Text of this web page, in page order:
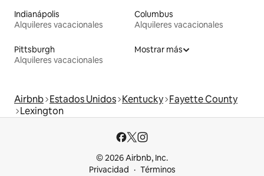
Indianápolis
Alquileres vacacionales
Columbus
Alquileres vacacionales
Pittsburgh
Alquileres vacacionales
Mostrar más
Airbnb Estados Unidos Kentucky Fayette County
Lexington
© 2026 Airbnb, Inc.
Privacidad
Términos